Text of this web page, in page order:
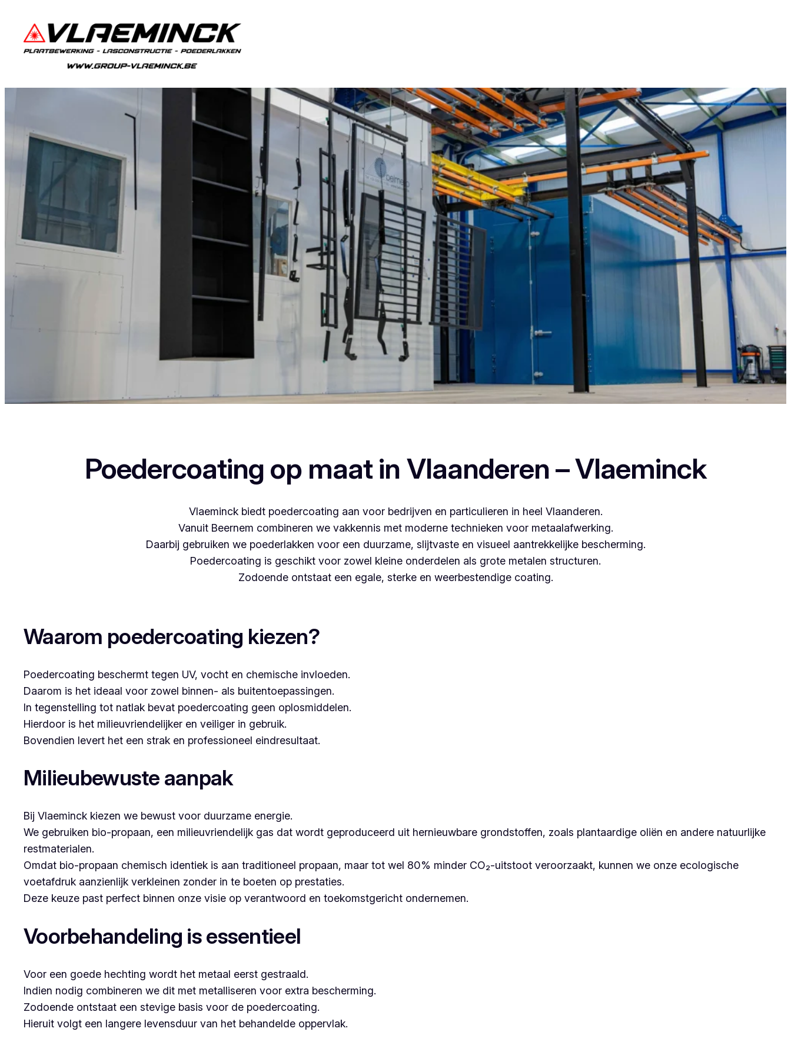
Poedercoating op maat in Vlaanderen – Vlaeminck
Vlaeminck biedt poedercoating aan voor bedrijven en particulieren in heel Vlaanderen.
Vanuit Beernem combineren we vakkennis met moderne technieken voor metaalafwerking.
Daarbij gebruiken we poederlakken voor een duurzame, slijtvaste en visueel aantrekkelijke bescherming.
Poedercoating is geschikt voor zowel kleine onderdelen als grote metalen structuren.
Zodoende ontstaat een egale, sterke en weerbestendige coating.
Waarom poedercoating kiezen?
Poedercoating beschermt tegen UV, vocht en chemische invloeden.
Daarom is het ideaal voor zowel binnen- als buitentoepassingen.
In tegenstelling tot natlak bevat poedercoating geen oplosmiddelen.
Hierdoor is het milieuvriendelijker en veiliger in gebruik.
Bovendien levert het een strak en professioneel eindresultaat.
Milieubewuste aanpak
Bij Vlaeminck kiezen we bewust voor duurzame energie.
We gebruiken bio-propaan, een milieuvriendelijk gas dat wordt geproduceerd uit hernieuwbare grondstoffen, zoals plantaardige oliën en andere natuurlijke
restmaterialen.
Omdat bio-propaan chemisch identiek is aan traditioneel propaan, maar tot wel 80% minder CO₂-uitstoot veroorzaakt, kunnen we onze ecologische
voetafdruk aanzienlijk verkleinen zonder in te boeten op prestaties.
Deze keuze past perfect binnen onze visie op verantwoord en toekomstgericht ondernemen.
Voorbehandeling is essentieel
Voor een goede hechting wordt het metaal eerst gestraald.
Indien nodig combineren we dit met metalliseren voor extra bescherming.
Zodoende ontstaat een stevige basis voor de poedercoating.
Hieruit volgt een langere levensduur van het behandelde oppervlak.